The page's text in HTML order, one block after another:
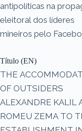
antipolíticas na propaganda
eleitoral dos líderes
mineiros pelo
Título (EN)
THE
OF OUTSIDERS
ALEXANDRE KALIL
ROMEU ZEMA TO